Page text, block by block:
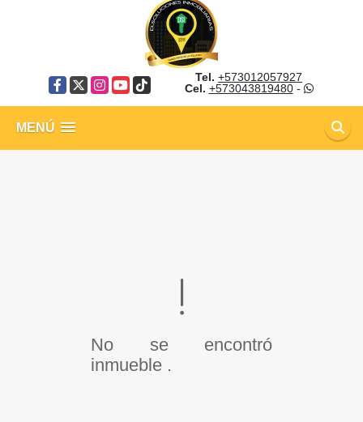
Facebook
X Instagram
YouTube
TikTok
Tel. +573012057927
Cel. +573043819480-
MENÚ
No se encontró
inmueble .